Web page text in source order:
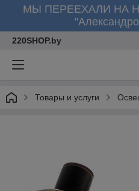
МЫ ПЕРЕЕХАЛИ НА
220SHOP.by
Товары и услуги